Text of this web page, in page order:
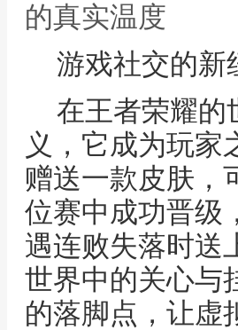
的真实温度
游戏社交的新
在王者荣耀的
义，它成为玩家
赠送一款皮肤，
位赛中成功晋级
遇连败失落时送
世界中的关心与
的落脚点，让虚